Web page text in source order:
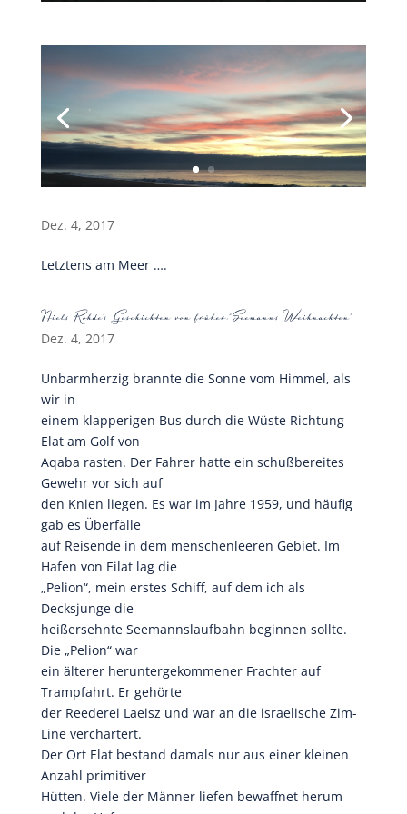
Dez. 4, 2017
Letztens am Meer ….
Niels Rohde’s Geschichten von früher:“Seemanns Weihnachten”
Dez. 4, 2017
Unbarmherzig brannte die Sonne vom Himmel, als
wir in
einem klapperigen Bus durch die Wüste Richtung
Elat am Golf von
Aqaba rasten. Der Fahrer hatte ein schußbereites
Gewehr vor sich auf
den Knien liegen. Es war im Jahre 1959, und häufig
gab es Überfälle
auf Reisende in dem menschenleeren Gebiet. Im
Hafen von Eilat lag die
„Pelion“, mein erstes Schiff, auf dem ich als
Decksjunge die
heißersehnte Seemannslaufbahn beginnen sollte.
Die „Pelion“ war
ein älterer heruntergekommener Frachter auf
Trampfahrt. Er gehörte
der Reederei Laeisz und war an die israelische Zim-
Line verchartert.
Der Ort Elat bestand damals nur aus einer kleinen
Anzahl primitiver
Hütten. Viele der Männer liefen bewaffnet herum